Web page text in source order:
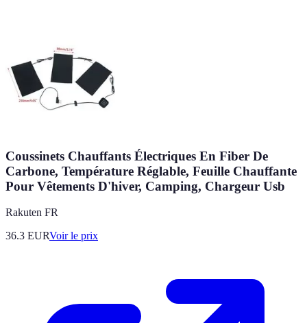
Coussinets Chauffants Électriques En Fiber De
Carbone, Température Réglable, Feuille Chauffante
Pour Vêtements D'hiver, Camping, Chargeur Usb
Rakuten FR
36.3 EURVoir le prix